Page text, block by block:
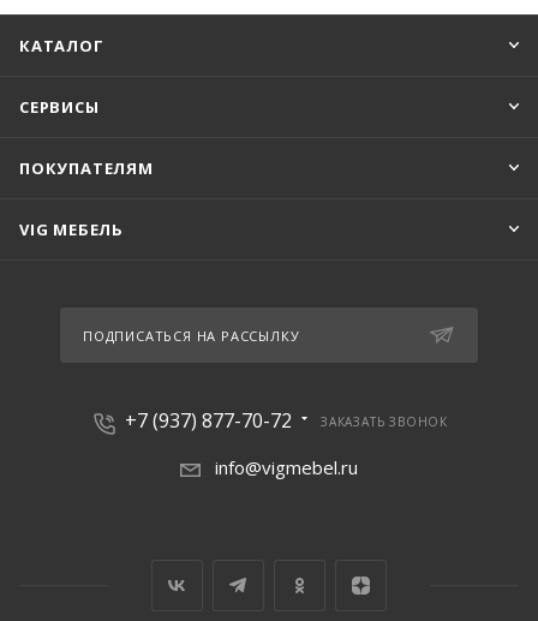
КАТАЛОГ
СЕРВИСЫ
ПОКУПАТЕЛЯМ
VIG МЕБЕЛЬ
ПОДПИСАТЬСЯ НА РАССЫЛКУ
+7 (937) 877-70-72 ЗАКАЗАТЬ ЗВОНОК
info@vigmebel.ru